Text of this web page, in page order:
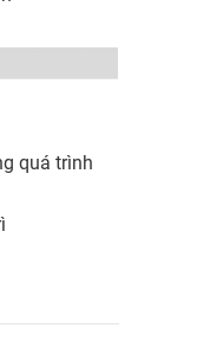
quá trình